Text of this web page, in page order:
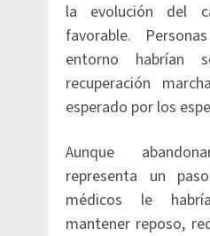
la evolución del
favorable.
entorno habrían
recuperación
esperado por los
Aunque
representa un
médicos le
mantener reposo,